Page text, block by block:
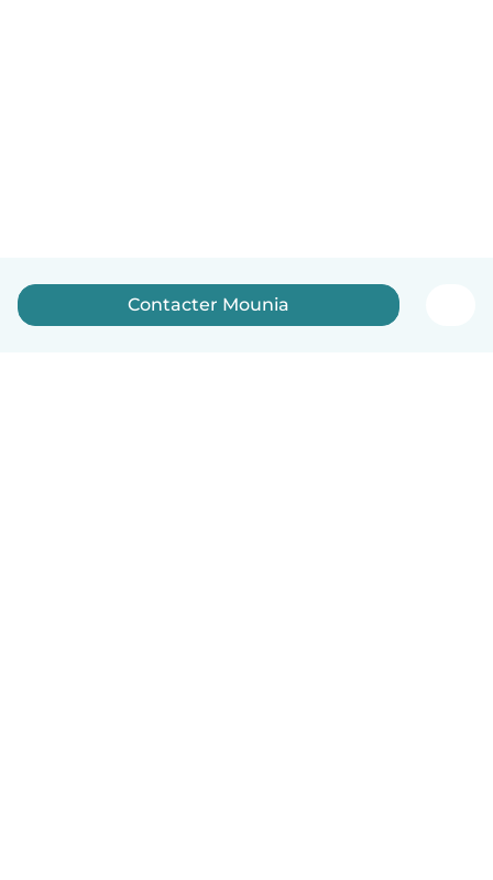
Contacter Mounia